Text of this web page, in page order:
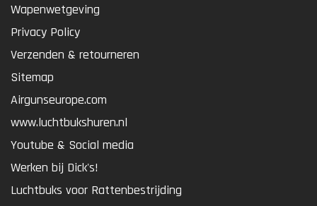
Wapenwetgeving
Privacy Policy
Verzenden & retourneren
Sitemap
Airgunseurope.com
www.luchtbukshuren.nl
Youtube & Social media
Werken bij Dick's!
Luchtbuks voor Rattenbestrijding